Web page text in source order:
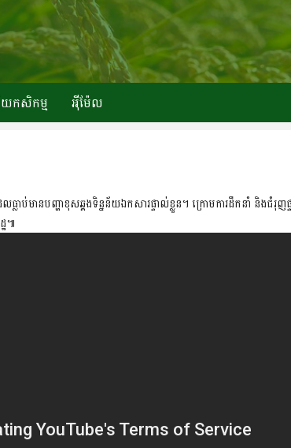
កសិកម្ម អ៉ីម៉ែល
លាប់មានបញ្ហាខុសឆ្គងទិន្នន័យឯកសារផ្ទាល់ខ្លួន។ ក្រោមការដឹកនាំ និងជំ
ឋ៕